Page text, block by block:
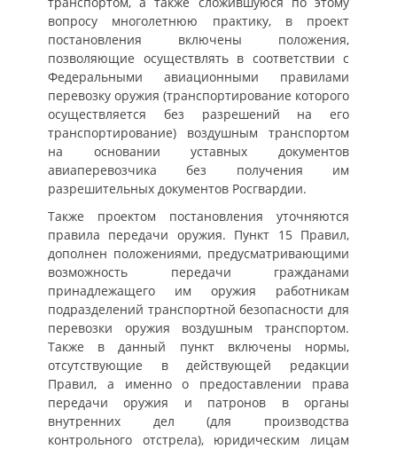
вопросу многолетнюю практику, в проект
постановления включены положения,
позволяющие осуществлять в соответствии с
Федеральными авиационными правилами
перевозку оружия (транспортирование которого
осуществляется без разрешений на его
транспортирование) воздушным транспортом
на основании уставных документов
авиаперевозчика без получения им
разрешительных документов Росгвардии.
Также проектом постановления уточняются
правила передачи оружия. Пункт 15 Правил,
дополнен положениями, предусматривающими
возможность передачи гражданами
принадлежащего им оружия работникам
подразделений транспортной безопасности для
перевозки оружия воздушным транспортом.
Также в данный пункт включены нормы,
отсутствующие в действующей редакции
Правил, а именно о предоставлении права
передачи оружия и патронов в органы
внутренних дел (для производства
контрольного отстрела), юридическим лицам